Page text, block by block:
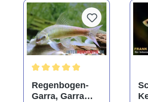
Durchschnittliche Bewertung von
Regenbogen-
Garra, Garra